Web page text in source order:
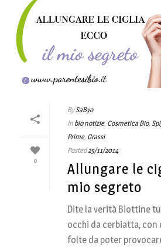
0
BySaByo
In bio notizie, Cosmetica Bio,
Prime, Grassi
Posted25/11/2014
Allungare le
mio segreto
Dite la verità Biottine
occhi da cerbiatta, con
folte da poter